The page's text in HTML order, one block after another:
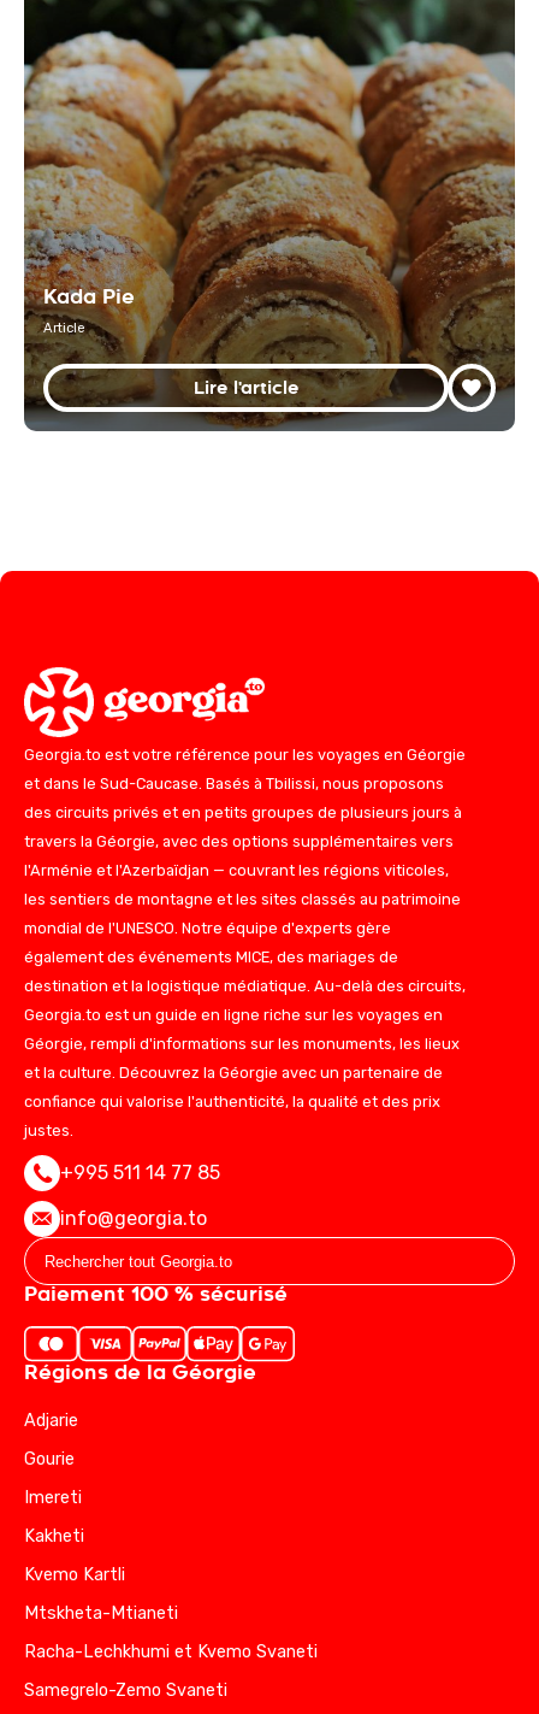
Kada Pie
Article
Lire l'article
Georgia.to est votre référence pour les voyages en Géorgie
et dans le Sud-Caucase. Basés à Tbilissi, nous proposons
des circuits privés et en petits groupes de plusieurs jours à
travers la Géorgie, avec des options supplémentaires vers
l'Arménie et l'Azerbaïdjan — couvrant les régions viticoles,
les sentiers de montagne et les sites classés au patrimoine
mondial de l'UNESCO. Notre équipe d'experts gère
également des événements MICE, des mariages de
destination et la logistique médiatique. Au-delà des circuits,
Georgia.to est un guide en ligne riche sur les voyages en
Géorgie, rempli d'informations sur les monuments, les lieux
et la culture. Découvrez la Géorgie avec un partenaire de
confiance qui valorise l'authenticité, la qualité et des prix
justes.
+995 511 14 77 85
info@georgia.to
Paiement 100 % sécurisé
Régions de la Géorgie
Adjarie
Gourie
Imereti
Kakheti
Kvemo Kartli
Mtskheta-Mtianeti
Racha-Lechkhumi et Kvemo Svaneti
Samegrelo-Zemo Svaneti